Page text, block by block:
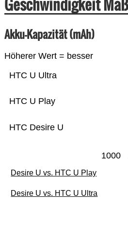
Akku-Kapazität (mAh)
Höherer Wert = besser
HTC Desire U
HTC U Play
HTC U Ultra
1000
Desire U vs. HTC U Play
Desire U vs. HTC U Ultra